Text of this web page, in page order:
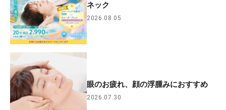
ネック
2026.08.05
眼のお疲れ、顔の浮腫みにおすすめ
2026.07.30